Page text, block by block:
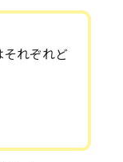
それぞれど